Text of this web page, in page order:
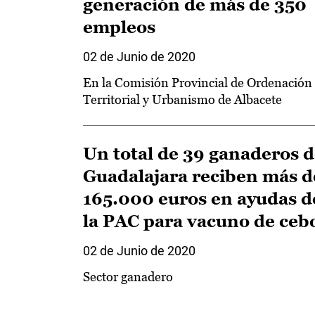
generación de más de 350
empleos
02 de Junio de 2020
En la Comisión Provincial de Ordenación
Territorial y Urbanismo de Albacete
Un total de 39 ganaderos
Guadalajara reciben más
165.000 euros en ayudas
la PAC para vacuno de
02 de Junio de 2020
Sector ganadero